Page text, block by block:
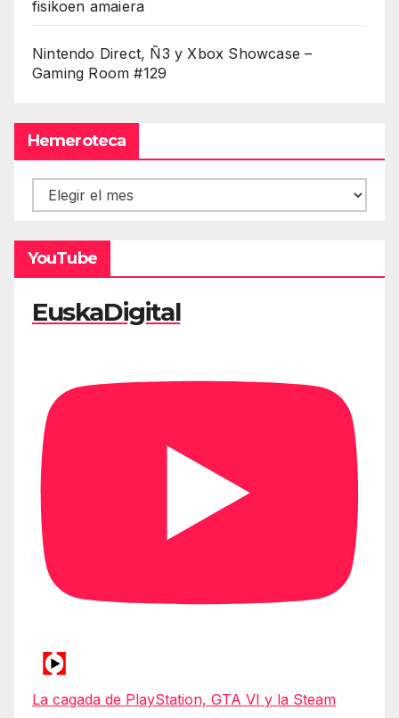
fisikoen amaiera
Nintendo Direct, Ñ3 y Xbox Showcase –
Gaming Room #129
Hemeroteca
Hemeroteca
YouTube
EuskaDigital
La cagada de PlayStation, GTA VI y la Steam